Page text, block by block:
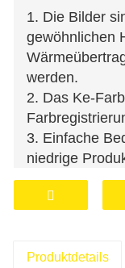
1. Die Bilder
gewöhnlichen
werden.
2. Das Ke-
3. Einfache
niedrige
4. Der
6. Es
Produktdetails